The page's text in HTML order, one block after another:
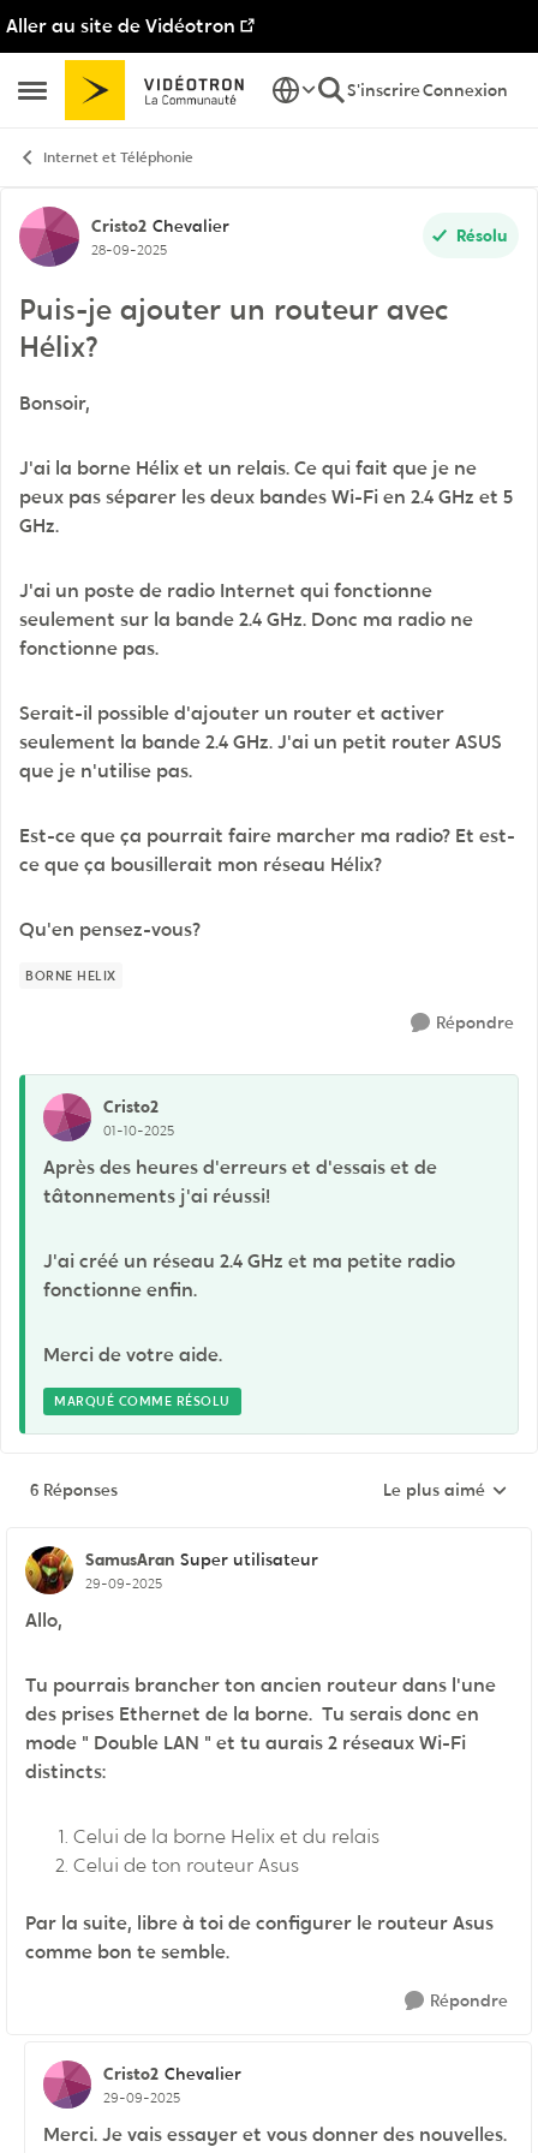
Aller au site de Vidéotron
Ouvrir Menu Latéral
Passer au contenu
S'inscrireConnexion
Internet et Téléphonie
Discussion de forum
Cristo2 Chevalier
28-09-2025
Résolu
Puis-je ajouter un routeur avec
Hélix?
Bonsoir,
J'ai la borne Hélix et un relais. Ce qui fait que je ne
peux pas séparer les deux bandes Wi-Fi en 2.4 GHz et 5
GHz.
J'ai un poste de radio Internet qui fonctionne
seulement sur la bande 2.4 GHz. Donc ma radio ne
fonctionne pas.
Serait-il possible d'ajouter un router et activer
seulement la bande 2.4 GHz. J'ai un petit router ASUS
que je n'utilise pas.
Est-ce que ça pourrait faire marcher ma radio? Et est-
ce que ça bousillerait mon réseau Hélix?
Qu'en pensez-vous?
BORNE HELIX
Répondre
Cristo2
01-10-2025
Après des heures d'erreurs et d'essais et de
tâtonnements j'ai réussi!
J'ai créé un réseau 2.4 GHz et ma petite radio
fonctionne enfin.
Merci de votre aide.
MARQUÉ COMME RÉSOLU
6 Réponses Réponses triées
Le plus aimé
SamusAran Super utilisateur
29-09-2025
Allo,
Tu pourrais brancher ton ancien routeur dans l'une
des prises Ethernet de la borne. Tu serais donc en
mode " Double LAN " et tu aurais 2 réseaux Wi-Fi
distincts:
Celui de la borne Helix et du relais
Celui de ton routeur Asus
Par la suite, libre à toi de configurer le routeur Asus
comme bon te semble.
Répondre
Cristo2 Chevalier
29-09-2025
Merci. Je vais essayer et vous donner des nouvelles.